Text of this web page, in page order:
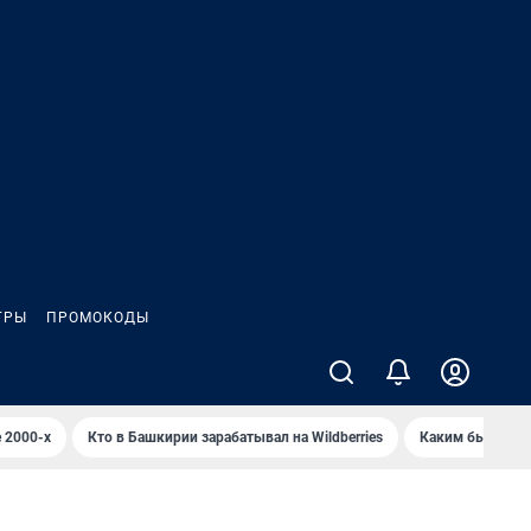
ПРОМОКОДЫ
2000-х Кто в Башкирии зарабатывал на Wildberries Каким было